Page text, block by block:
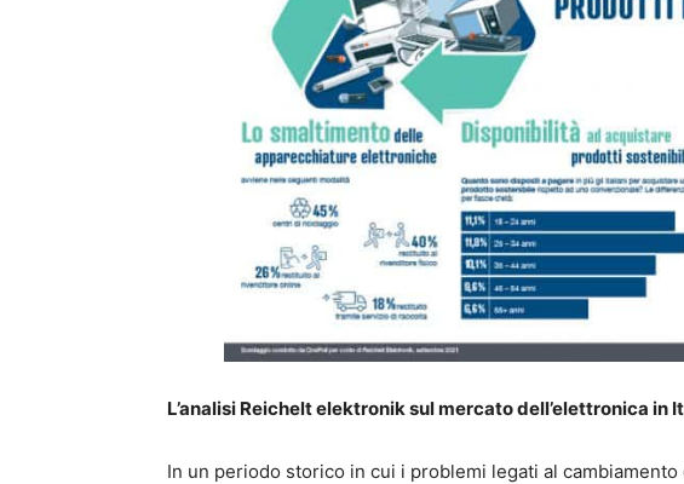
L’analisi Reichelt elektronik sul mercato dell’elettronica in
In un periodo storico in cui i problemi legati al